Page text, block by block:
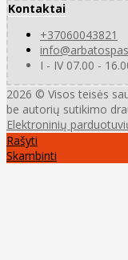
Kontaktai
+37060043821
I - IV 07.00 -
2026 © Visos teisės
be autorių sutikimo
Elektroninių
Rašyti
Skambinti